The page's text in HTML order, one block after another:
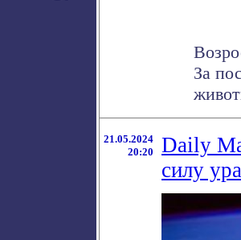
За
21.05.2024
20:20
Daily
силу